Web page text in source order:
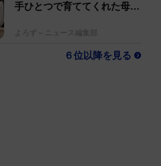
手ひとつで育ててくれた母へ
よろず～ニュース編集部
６位以降を見る